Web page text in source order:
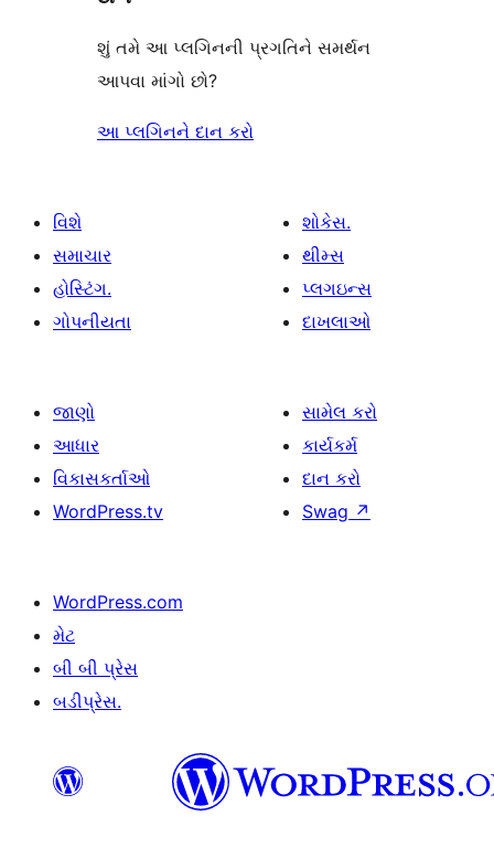
શું તમે આ પ્લગિનની પ્રગતિને સમર્થન
આપવા માંગો છો?
આ પ્લગિનને દાન કરો
વિશે
સમાચાર
હોસ્ટિંગ.
ગોપનીયતા
શોકેસ.
થીમ્સ
પ્લગઇન્સ
દાખલાઓ
જાણો
આધાર
વિકાસકર્તાઓ
WordPress.tv
સામેલ કરો
કાર્યકર્મ
દાન કરો
Swag ↗
WordPress.com
મેટ
બી બી પ્રેસ
બડીપ્રેસ.